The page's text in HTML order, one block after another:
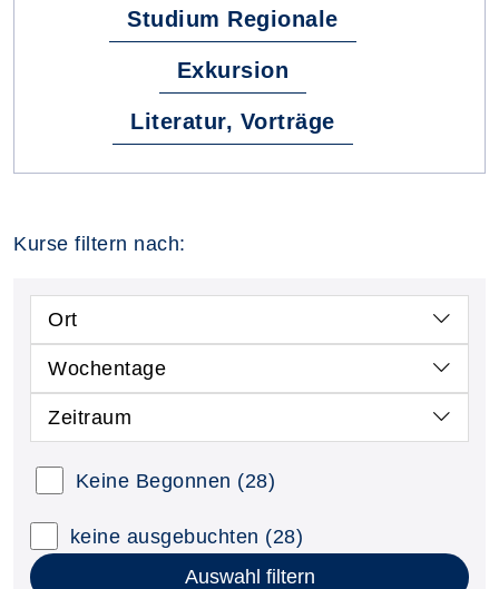
Studium Regionale
Exkursion
Literatur, Vorträge
Kurse filtern nach:
Ort
Wochentage
Zeitraum
Keine Begonnen (28)
keine ausgebuchten (28)
Auswahl filtern